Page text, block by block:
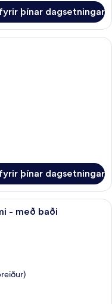
þínar dagsetningar
herbergi - með baði |
þínar dagsetningar
herbergi með tvíbreiðu
- með baði